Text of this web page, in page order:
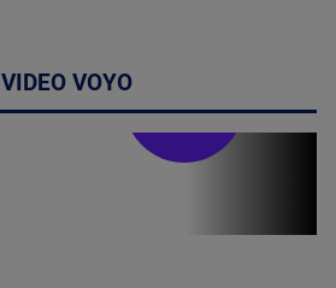
VIDEO VOYO
Stirile PRO TV